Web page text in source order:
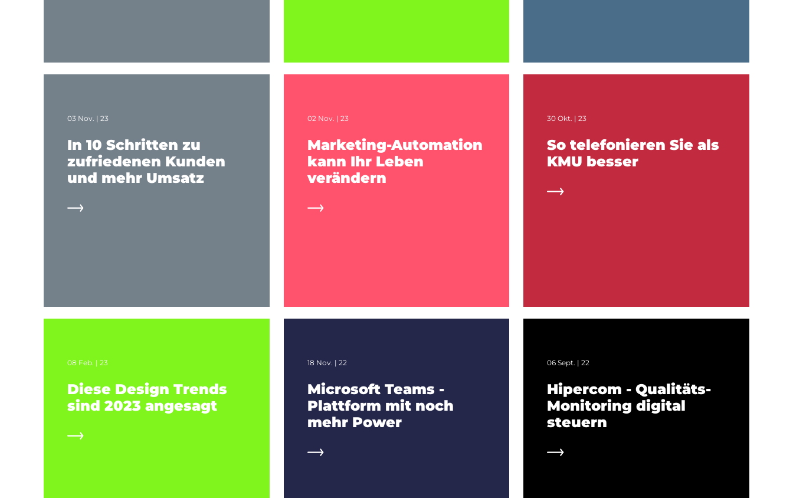
03 Nov. | 23
In 10 Schritten zu
zufriedenen Kunden
und mehr Umsatz
02 Nov. | 23
Marketing-Automation
kann Ihr Leben
verändern
30 Okt. | 23
So telefonieren Sie als
KMU besser
08 Feb. | 23
Diese Design Trends
sind 2023 angesagt
18 Nov. | 22
Microsoft Teams -
Plattform mit noch
mehr Power
06 Sept. | 22
Hipercom - Qualitäts-
Monitoring digital
steuern